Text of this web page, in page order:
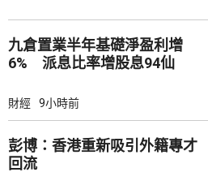
九倉置業半年基礎淨盈利增
6% 派息比率增股息94仙
財經 9小時前
彭博：香港重新吸引外籍專才
回流